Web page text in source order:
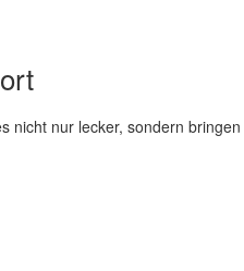
nicht nur lecker, sondern